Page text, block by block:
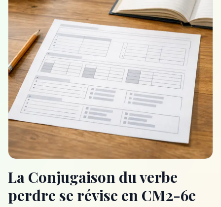
La Conjugaison du verbe
perdre se révise en CM2-6e